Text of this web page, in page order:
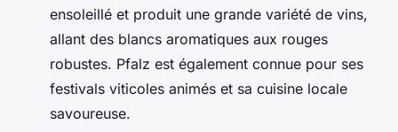
ensoleillé et produit une grande variété de vins,
allant des blancs aromatiques aux rouges
robustes. Pfalz est également connue pour ses
festivals viticoles animés et sa cuisine locale
savoureuse.